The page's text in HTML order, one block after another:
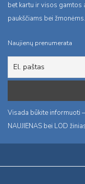
bet kartu ir visos gamtos
paukščiams bei žmonėms.
Naujienų prenumerata
Visada būkite informuoti –
NAUJIENAS bei LOD